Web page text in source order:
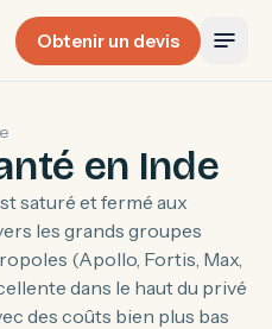
Obtenir un devis
en Inde
saturé et fermé aux
les grands groupes
(Apollo, Fortis, Max,
dans le haut du privé
des coûts bien plus bas